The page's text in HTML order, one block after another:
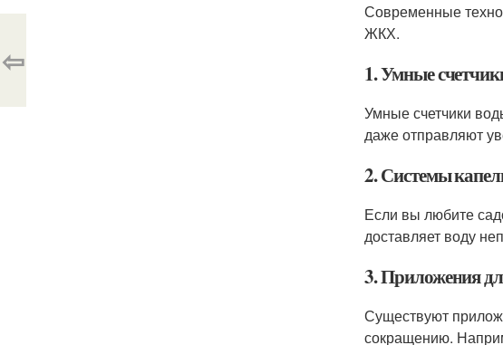
Современные
ЖКХ.
1. Умные
Умные счетчики
даже отправляют
2. Системы
Если вы любите
доставляет воду
3. Приложения
Существуют
сокращению.
⇦